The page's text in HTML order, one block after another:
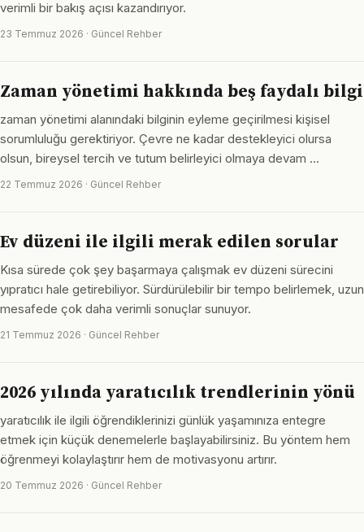
verimli bir bakış açısı kazandırıyor.
23 Temmuz 2026 · Güncel Rehber
Zaman yönetimi hakkında beş faydalı bilgi
zaman yönetimi alanındaki bilginin eyleme geçirilmesi kişisel
sorumluluğu gerektiriyor. Çevre ne kadar destekleyici olursa
olsun, bireysel tercih ve tutum belirleyici olmaya devam …
22 Temmuz 2026 · Güncel Rehber
Ev düzeni ile ilgili merak edilen sorular
Kısa sürede çok şey başarmaya çalışmak ev düzeni sürecini
yıpratıcı hale getirebiliyor. Sürdürülebilir bir tempo belirlemek, uzun
mesafede çok daha verimli sonuçlar sunuyor.
21 Temmuz 2026 · Güncel Rehber
2026 yılında yaratıcılık trendlerinin yönü
yaratıcılık ile ilgili öğrendiklerinizi günlük yaşamınıza entegre
etmek için küçük denemelerle başlayabilirsiniz. Bu yöntem hem
öğrenmeyi kolaylaştırır hem de motivasyonu artırır.
20 Temmuz 2026 · Güncel Rehber